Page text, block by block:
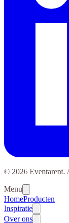
© 2026 Eventarent.
Menu
HomeProducten
Inspiratie
Over ons